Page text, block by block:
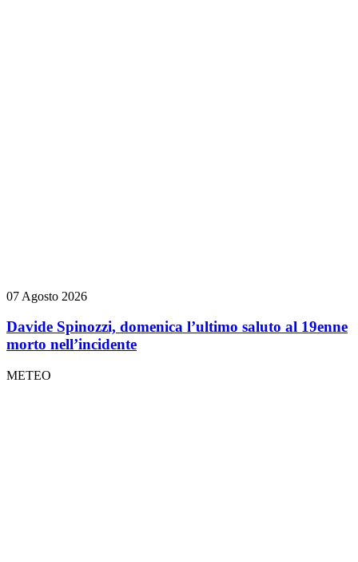
07 Agosto 2026
Davide Spinozzi, domenica l’ultimo saluto al 19enne
morto nell’incidente
METEO